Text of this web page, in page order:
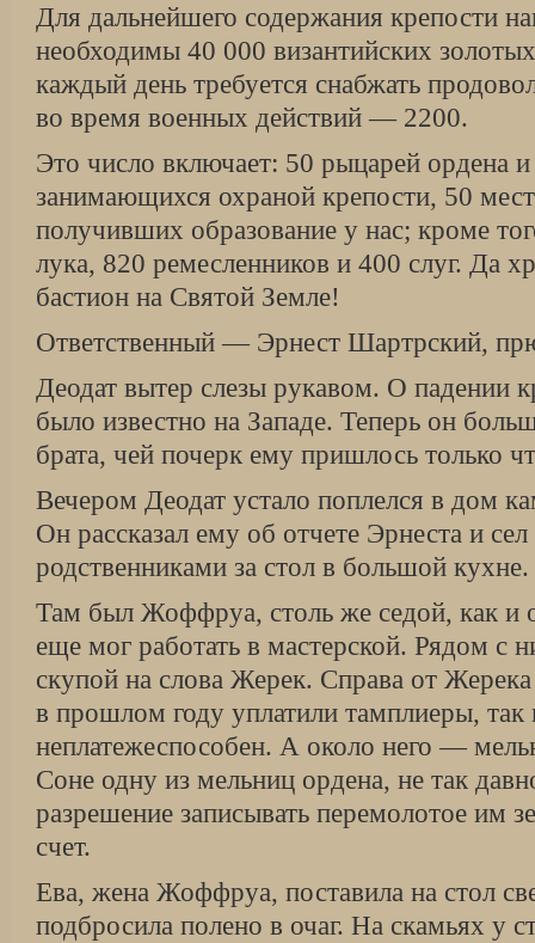
Для дальнейшего содержания крепости
необходимы 40 000 византийских
каждый день требуется снабжать
во время военных действий — 2200.
Это число включает: 50 рыцарей ордена
занимающихся охраной крепости, 50
получивших образование у нас; кроме
лука, 820 ремесленников и 400 слуг. Да
бастион на Святой Земле!
Ответственный — Эрнест Шартрский,
Деодат вытер слезы рукавом. О падении
было известно на Западе. Теперь он
брата, чей почерк ему пришлось только
Вечером Деодат устало поплелся в дом
Он рассказал ему об отчете Эрнеста и
родственниками за стол в большой кухне.
Там был Жоффруа, столь же седой, как
еще мог работать в мастерской. Рядом с
скупой на слова Жерек. Справа от
в прошлом году уплатили тамплиеры, так
неплатежеспособен. А около него —
Соне одну из мельниц ордена, не так
разрешение записывать перемолотое им
счет.
Ева, жена Жоффруа, поставила на стол
подбросила полено в очаг. На скамьях у